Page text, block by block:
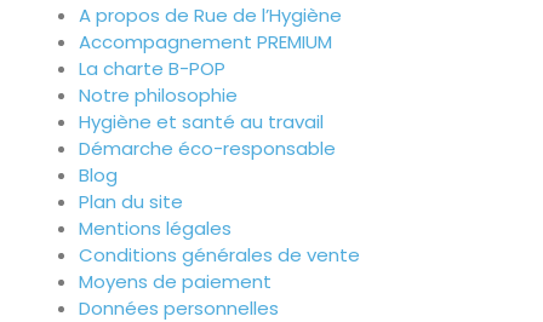
A propos de Rue de l’Hygiène
Accompagnement PREMIUM
La charte B-POP
Notre philosophie
Hygiène et santé au travail
Démarche éco-responsable
Blog
Plan du site
Mentions légales
Conditions générales de vente
Moyens de paiement
Données personnelles